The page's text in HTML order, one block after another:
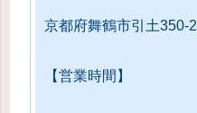
京都府舞鶴市引土350-2
【営業時間】